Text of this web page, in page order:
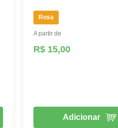
Rosa
A partir de
R$ 15,00
Adicionar